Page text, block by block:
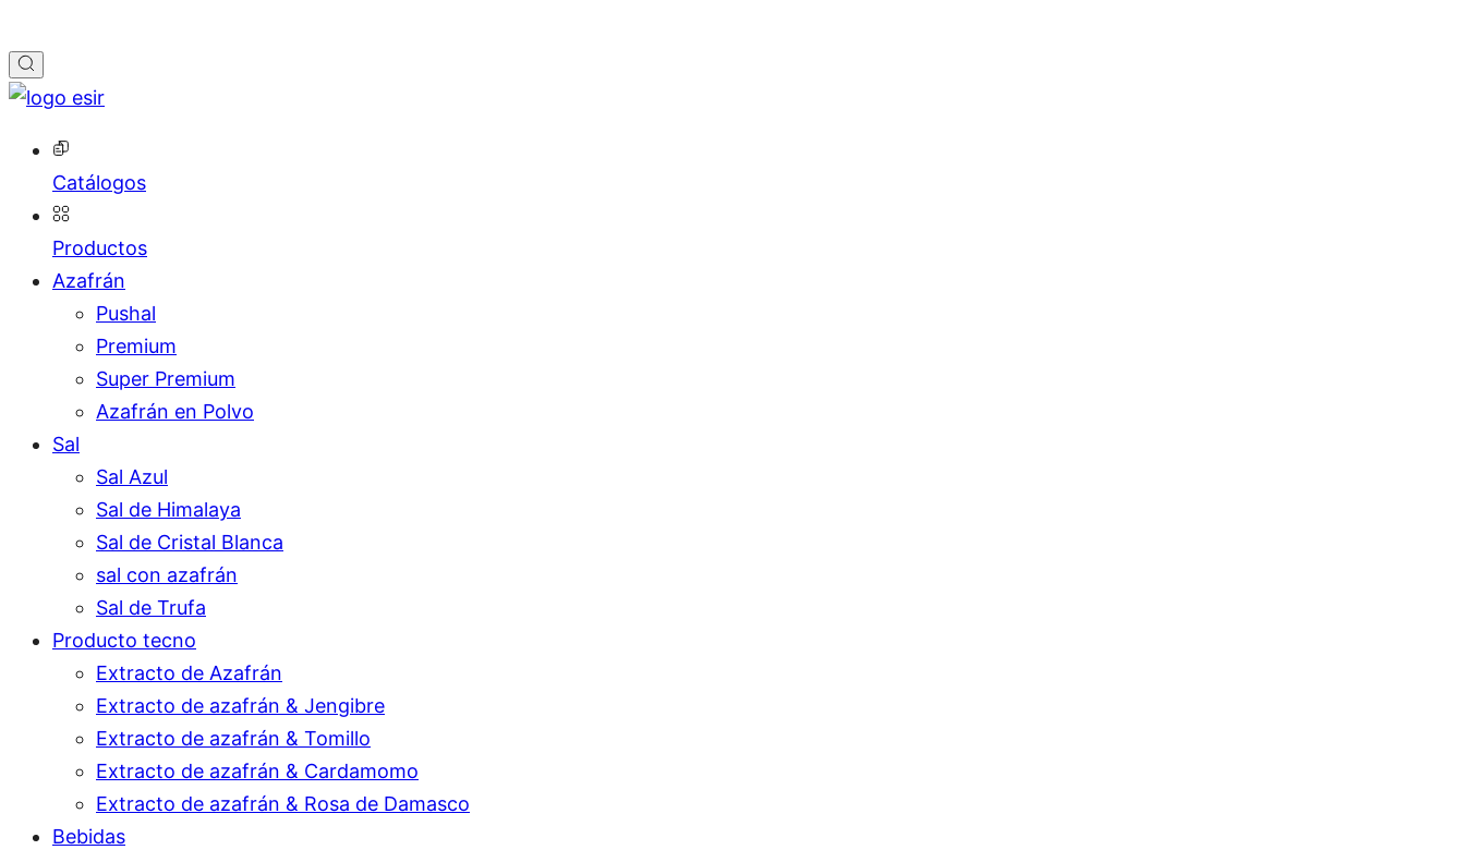
Catálogos
Productos
Azafrán
Pushal
Premium
Super Premium
Azafrán en Polvo
Sal
Sal Azul
Sal de Himalaya
Sal de Cristal Blanca
sal con azafrán
Sal de Trufa
Producto tecno
Extracto de Azafrán
Extracto de azafrán & Jengibre
Extracto de azafrán & Tomillo
Extracto de azafrán & Cardamomo
Extracto de azafrán & Rosa de Damasco
Bebidas